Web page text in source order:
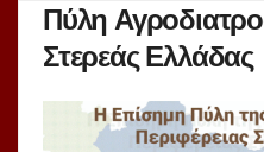
Πύλη
Στερεάς Ελλάδας